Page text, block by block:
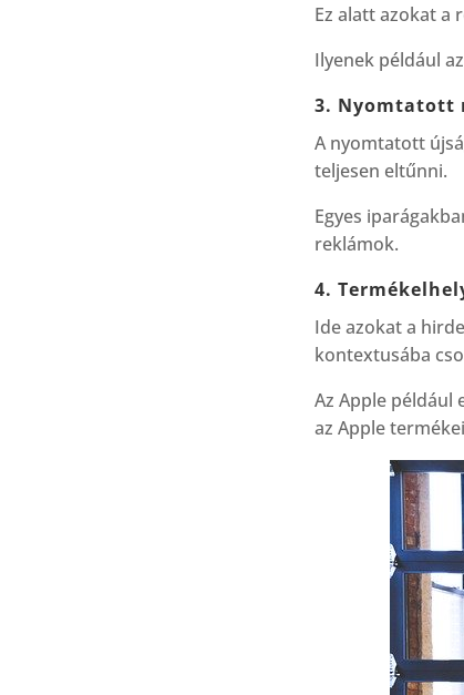
Ez alatt azokat a
Ilyenek például
3. Nyomtatott
A nyomtatott
teljesen eltűnni.
Egyes
reklámok.
4.
Ide azokat a
kontextusába
Az Apple
az Apple